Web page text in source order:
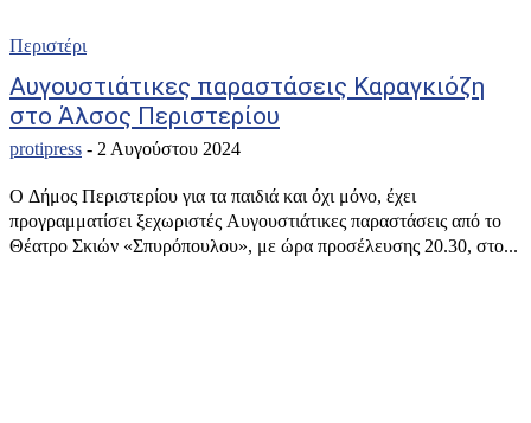
Περιστέρι
Αυγουστιάτικες παραστάσεις Καραγκιόζη
στο Άλσος Περιστερίου
protipress - 2 Αυγούστου 2024
Ο Δήμος Περιστερίου για τα παιδιά και όχι μόνο, έχει
προγραμματίσει ξεχωριστές Αυγουστιάτικες παραστάσεις από το
Θέατρο Σκιών «Σπυρόπουλου», με ώρα προσέλευσης 20.30, στο...